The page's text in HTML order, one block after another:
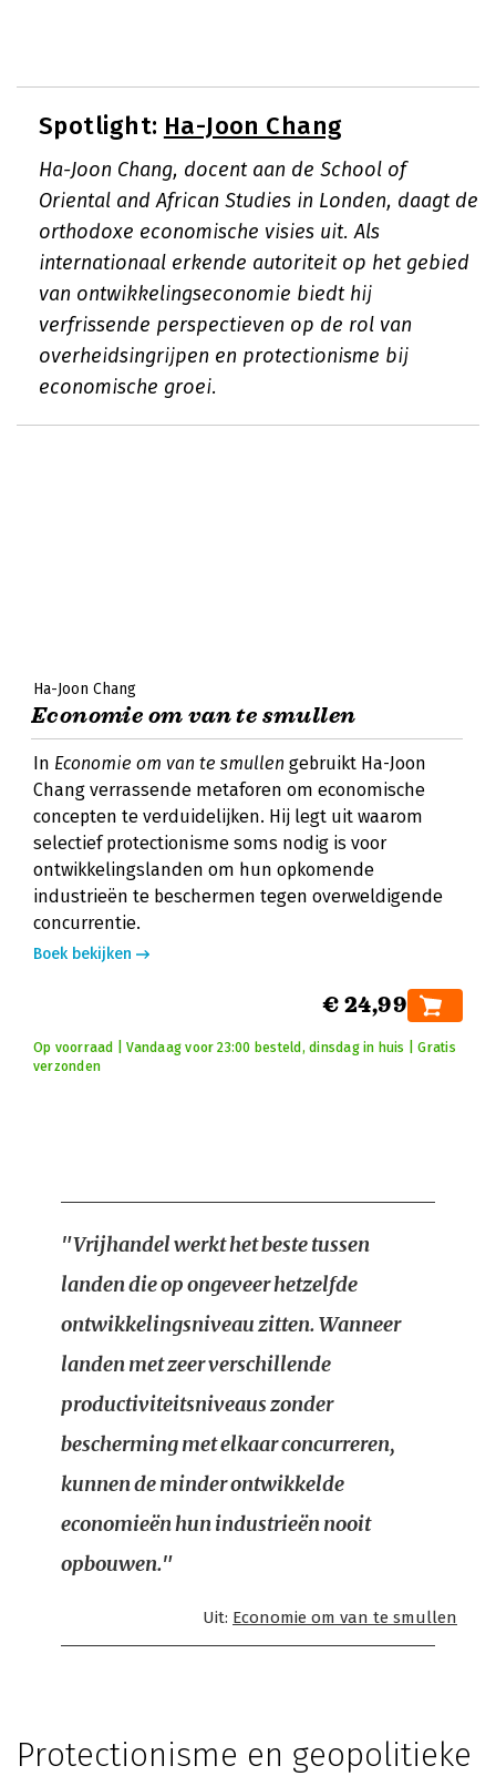
Spotlight: Ha-Joon Chang
Ha-Joon Chang, docent aan de School of
Oriental and African Studies in Londen, daagt de
orthodoxe economische visies uit. Als
internationaal erkende autoriteit op het gebied
van ontwikkelingseconomie biedt hij
verfrissende perspectieven op de rol van
overheidsingrijpen en protectionisme bij
economische groei.
Ha-Joon Chang
Economie om van te smullen
In Economie om van te smullen gebruikt Ha-Joon
Chang verrassende metaforen om economische
concepten te verduidelijken. Hij legt uit waarom
selectief protectionisme soms nodig is voor
ontwikkelingslanden om hun opkomende
industrieën te beschermen tegen overweldigende
concurrentie.
Boek bekijken
€ 24,99
Op voorraad | Vandaag voor 23:00 besteld, dinsdag in huis | Gratis
verzonden
"Vrijhandel werkt het beste tussen
landen die op ongeveer hetzelfde
ontwikkelingsniveau zitten. Wanneer
landen met zeer verschillende
productiviteitsniveaus zonder
bescherming met elkaar concurreren,
kunnen de minder ontwikkelde
economieën hun industrieën nooit
opbouwen."
Uit: Economie om van te smullen
Protectionisme en geopolitieke